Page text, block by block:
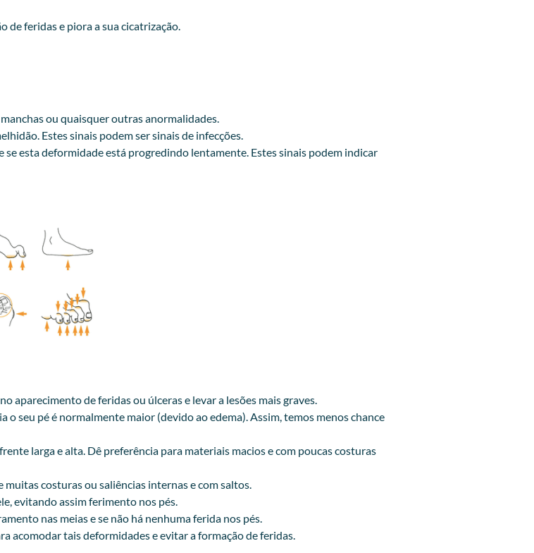
de feridas e piora a sua cicatrização.
ou quaisquer outras anormalidades.
Estes sinais podem ser sinais de infecções.
esta deformidade está progredindo lentamente. Estes sinais podem indicar
aparecimento de feridas ou úlceras e levar a lesões mais graves.
seu pé é normalmente maior (devido ao edema). Assim, temos menos chance
larga e alta. Dê preferência para materiais macios e com poucas costuras
costuras ou saliências internas e com saltos.
evitando assim ferimento nos pés.
sangramento nas meias e se não há nenhuma ferida nos pés.
acomodar tais deformidades e evitar a formação de feridas.